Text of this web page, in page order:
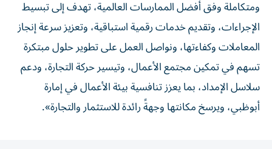
ومتكاملة وفق أفضل الممارسات العالمية، تهدف إلى تبسيط
الإجراءات، وتقديم خدمات رقمية استباقية، وتعزيز سرعة إنجاز
المعاملات وكفاءتها، ونواصل العمل على تطوير حلول مبتكرة
تسهم في تمكين مجتمع الأعمال، وتيسير حركة التجارة، ودعم
سلاسل الإمداد، بما يعزز تنافسية بيئة الأعمال في إمارة
أبوظبي، ويرسخ مكانتها وجهةً رائدة للاستثمار والتجارة».